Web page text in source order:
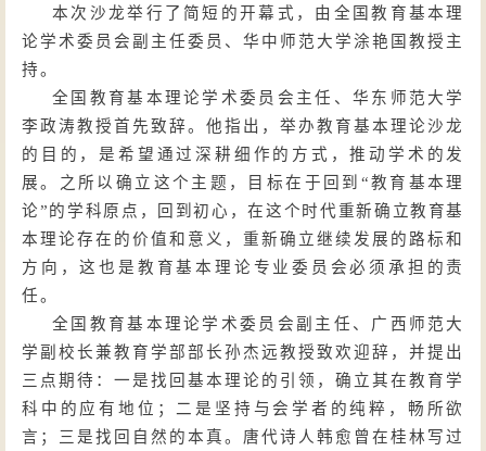
本次沙龙举行了简短的开幕式，由全国教育基本理
论学术委员会副主任委员、华中师范大学涂艳国教授主
持。
全国教育基本理论学术委员会主任、华东师范大学
李政涛教授首先致辞。他指出，举办教育基本理论沙龙
的目的，是希望通过深耕细作的方式，推动学术的发
展。之所以确立这个主题，目标在于回到 “教育基本理
论”的学科原点，回到初心，在这个时代重新确立教育基
本理论存在的价值和意义，重新确立继续发展的路标和
方向，这也是教育基本理论专业委员会必须承担的责
任。
全国教育基本理论学术委员会副主任、广西师范大
学副校长兼教育学部部长孙杰远教授致欢迎辞，并提出
三点期待：一是找回基本理论的引领，确立其在教育学
科中的应有地位；二是坚持与会学者的纯粹，畅所欲
言；三是找回自然的本真。唐代诗人韩愈曾在桂林写过